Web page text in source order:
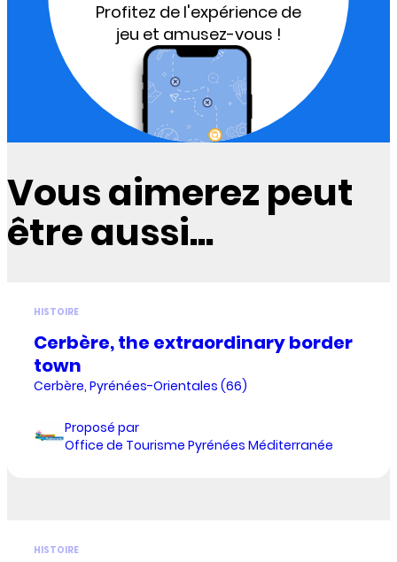
Profitez de l'expérience de
jeu et amusez-vous !
Vous aimerez peut
être aussi...
HISTOIRE
Cerbère, the extraordinary border
town
Cerbère, Pyrénées-Orientales (66)
Proposé par
Office de Tourisme Pyrénées Méditerranée
HISTOIRE